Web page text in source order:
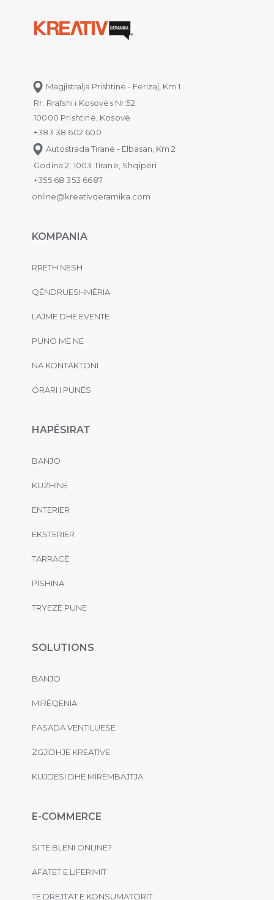
Magjistralja Prishtinë - Ferizaj, Km 1
Rr. Rrafshi i Kosovës Nr.52
10000 Prishtinë, Kosovë
+383 38 602 600
Autostrada Tiranë - Elbasan, Km 2
Godina 2, 1003 Tiranë, Shqipëri
+355 68 353 6687
online@kreativqeramika.com
KOMPANIA
RRETH NESH
QËNDRUESHMËRIA
LAJME DHE EVENTE
PUNO ME NE
NA KONTAKTONI
ORARI I PUNËS
HAPËSIRAT
BANJO
KUZHINË
ENTERIER
EKSTERIER
TARRACË
PISHINA
TRYEZË PUNE
SOLUTIONS
BANJO
MIRËQENIA
FASADA VENTILUESE
ZGJIDHJE KREATIVE
KUJDESI DHE MIRËMBAJTJA
E-COMMERCE
SI TË BLENI ONLINE?
AFATET E LIFERIMIT
TË DREJTAT E KONSUMATORIT